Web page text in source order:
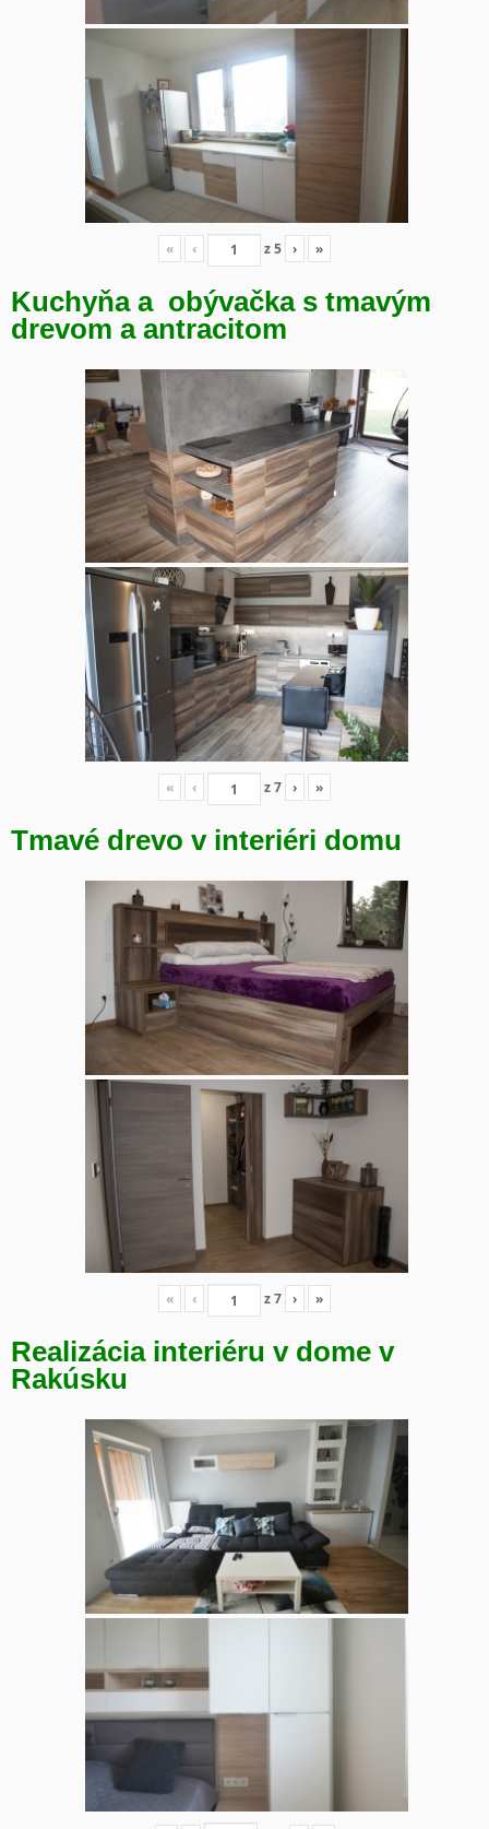
« ‹ z5 › »
Kuchyňa a obývačka s tmavým
drevom a antracitom
« ‹ z7 › »
Tmavé drevo v interiéri domu
« ‹ z7 › »
Realizácia interiéru v dome v
Rakúsku